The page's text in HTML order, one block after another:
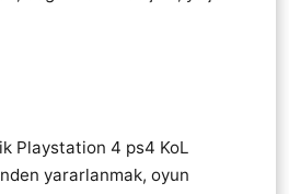
Playstation 4 ps4 KoL
yararlanmak, oyun